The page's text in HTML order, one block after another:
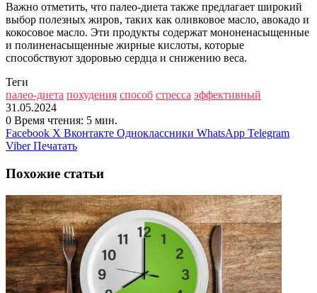
Важно отметить, что палео-диета также предлагает широкий
выбор полезных жиров, таких как оливковое масло, авокадо и
кокосовое масло. Эти продукты содержат мононенасыщенные
и полиненасыщенные жирные кислоты, которые
способствуют здоровью сердца и снижению веса.
Теги
палео-диета похудения способ стресса эффективный
31.05.2024
0 Время чтения: 5 мин.
Facebook X Вконтакте Одноклассники WhatsApp Telegram
Viber Печатать
Похожие статьи